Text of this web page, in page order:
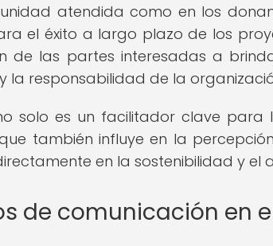
atendida como en los
el éxito a largo plazo de los
de las partes interesadas a
la responsabilidad de la
solo es un facilitador clave para
también influye en la
en la sostenibilidad y el
de comunicación en